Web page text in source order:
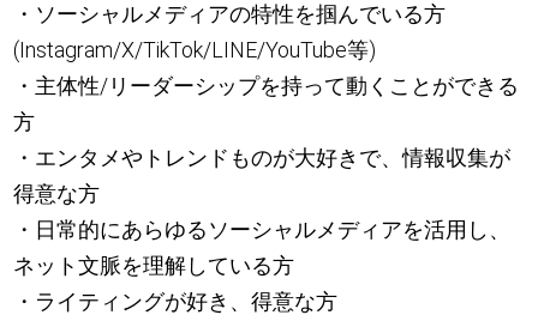
・ソーシャルメディアの特性を掴んでいる方
(Instagram/X/TikTok/LINE/YouTube等)
・主体性/リーダーシップを持って動くことができる
方
・エンタメやトレンドものが大好きで、情報収集が
得意な方
・日常的にあらゆるソーシャルメディアを活用し、
ネット文脈を理解している方
・ライティングが好き、得意な方